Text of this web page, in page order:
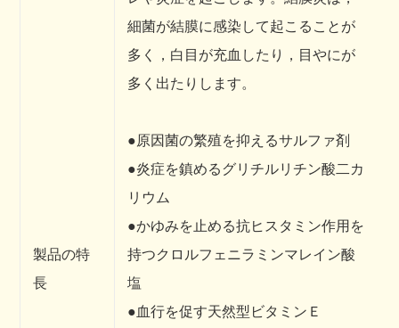
製品の特
長
細菌が結膜に感染して起こることが
多く，白目が充血したり，目やにが
多く出たりします。
●原因菌の繁殖を抑えるサルファ剤
●炎症を鎮めるグリチルリチン酸二カ
リウム
●かゆみを止める抗ヒスタミン作用を
持つクロルフェニラミンマレイン酸
塩
●血行を促す天然型ビタミンＥ